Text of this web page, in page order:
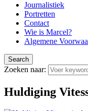
Journalistiek
Portretten
Contact
Wie is Marcel?
Algemene
Search
Zoeken naar:
Huldiging